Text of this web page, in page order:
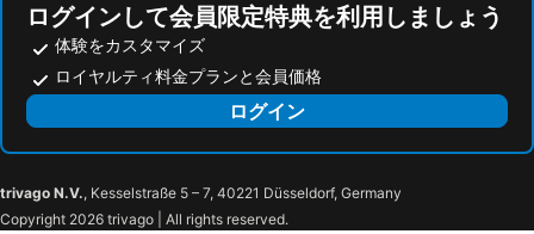
ログインして会員限定特典を利用しましょう
体験をカスタマイズ
ロイヤルティ料金プランと会員価格
ログイン
trivago N.V., Kesselstraße 5 – 7, 40221 Düsseldorf, Germany
Copyright 2026 trivago | All rights reserved.